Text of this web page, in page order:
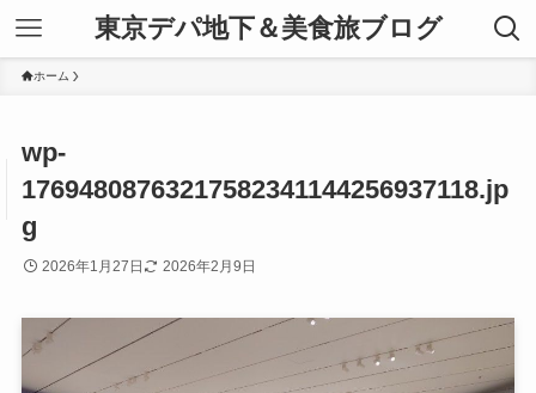
東京デパ地下＆美食旅ブログ
ホーム
wp-
17694808763217582341144256937118.jp
g
2026年1月27日 2026年2月9日